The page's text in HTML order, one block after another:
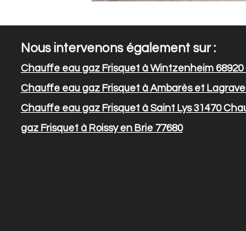
Nous intervenons également sur :
Chauffe eau gaz Frisquet à Wintzenheim 68920
Chauffe eau gaz Frisquet à Ambarès et Lagrave
Chauffe eau gaz Frisquet à Saint Lys 31470
gaz Frisquet à Roissy en Brie 77680